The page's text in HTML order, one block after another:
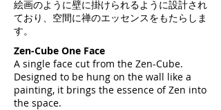
絵画のように壁に掛けられるように設計され
ており、空間に禅のエッセンスをもたらしま
す。
Zen-Cube One Face
A single face cut from the Zen-Cube.
Designed to be hung on the wall like a
painting, it brings the essence of Zen into
the space.